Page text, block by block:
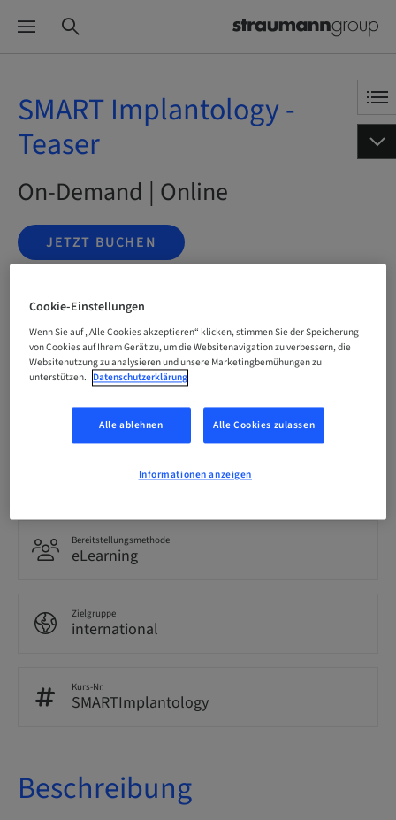
SMART Implantology -
Teaser
On-Demand | Online
JETZT BUCHEN
buchbar
Englisch
0.00 Punkte
Bereitstellungsmethode
eLearning
Zielgruppe
international
Kurs-Nr.
SMARTImplantology
Beschreibung
Cookie-Einstellungen
Wenn Sie auf „Alle Cookies akzeptieren“ klicken, stimmen Sie der Speicherung
von Cookies auf Ihrem Gerät zu, um die Websitenavigation zu verbessern, die
Websitenutzung zu analysieren und unsere Marketingbemühungen zu
unterstützen. Datenschutzerklärung
Alle ablehnen Alle Cookies zulassen
Informationen anzeigen